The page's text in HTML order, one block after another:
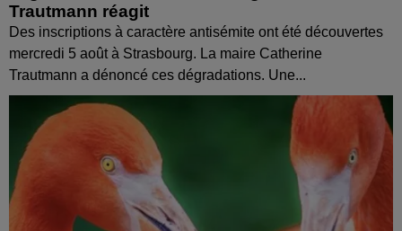
Trautmann réagit
Des inscriptions à caractère antisémite ont été découvertes
mercredi 5 août à Strasbourg. La maire Catherine
Trautmann a dénoncé ces dégradations. Une...